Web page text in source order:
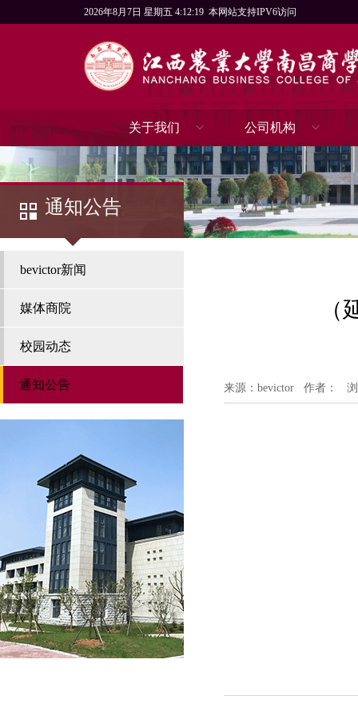
2026年8月7日 星期五 4:12:19 本网站支持IPV6访问
关于我们 公司机构
通知公告
bevictor新闻
媒体商院
校园动态
通知公告 来源：bevictor 作者：